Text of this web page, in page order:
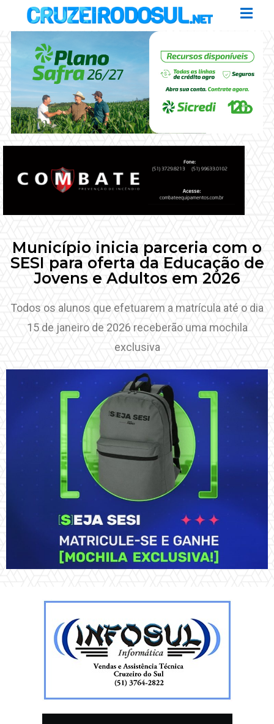
Município inicia parceria com o
SESI para oferta da Educação de
Jovens e Adultos em 2026
Todos os alunos que efetuarem a matrícula até o dia
15 de janeiro de 2026 receberão uma mochila
exclusiva